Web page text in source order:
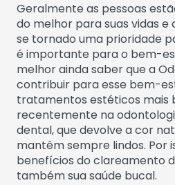
Geralmente as pessoas
do melhor para suas vidas
se tornado uma prioridade
é importante para o bem-
melhor ainda saber que a
contribuir para esse bem-
tratamentos estéticos mais
recentemente na
dental, que devolve a cor
mantêm sempre lindos. Por
benefícios do clareamento
também sua saúde bucal.